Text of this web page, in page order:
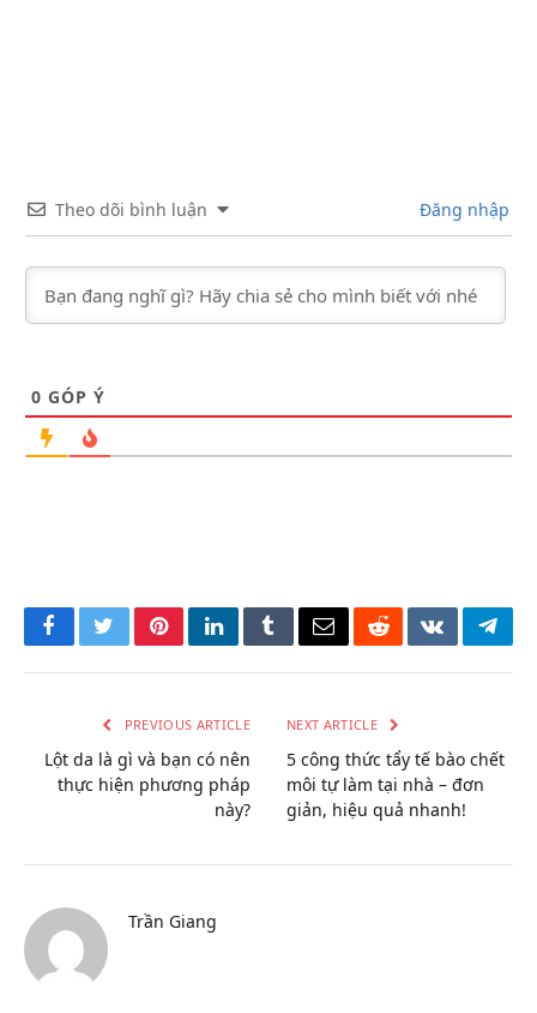
Theo dõi bình luận Đăng nhập
0 GÓP Ý
FacebookTwitterPinterestLinkedInTumblrEmailRedditVKontakte
PREVIOUS ARTICLE
Lột da là gì và bạn có nên
thực hiện phương pháp
này?
NEXT ARTICLE
5 công thức tẩy tế bào chết
môi tự làm tại nhà – đơn
giản, hiệu quả nhanh!
Trần Giang